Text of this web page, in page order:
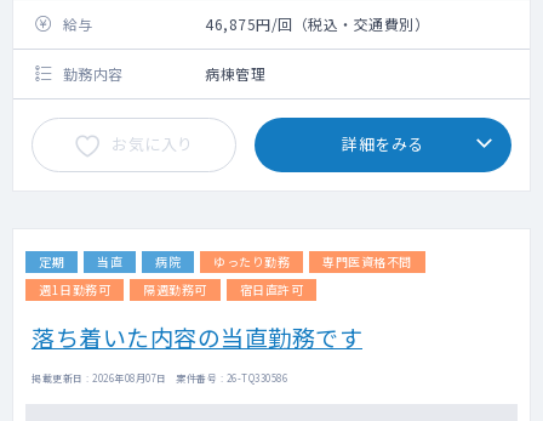
給与 46,875円/回（税込・交通費別）
勤務内容 病棟管理
お気に入り 詳細をみる
定期 当直 病院 ゆったり勤務
専門医資格不問
週1日勤務可
隔週勤務可 宿日直許可
落ち着いた内容の当直勤務です
掲載更新日 : 2026年08月07日 案件番号 : 26-TQ330586